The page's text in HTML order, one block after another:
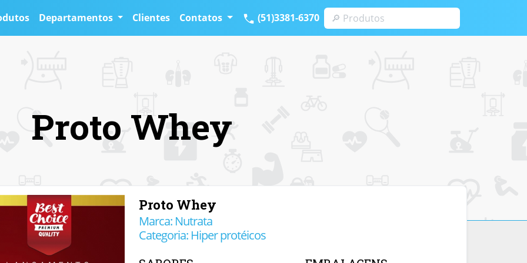
Departamentos Clientes Contatos (51)3381-6370
Proto Whey
Proto Whey
Marca: Nutrata
Categoria: Hiper protéicos